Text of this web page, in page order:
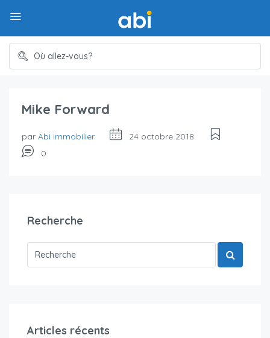
Mike Forward
par Abi immobilier
24 octobre 2018
0
Recherche
Articles récents